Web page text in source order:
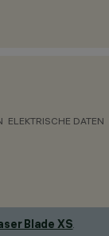
ELEKTRISCHE DATEN
Blade XS.